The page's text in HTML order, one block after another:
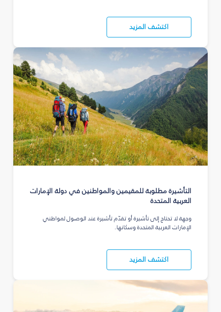
اكتشف المزيد
التأشيرة مطلوبة للمقيمين والمواطنين في دولة الإمارات
العربية المتحدة
وجهة لا تحتاج إلى تأشيرة أو تقدّم تأشيرة عند الوصول لمواطني
الإمارات العربية المتحدة وسكانها.
اكتشف المزيد